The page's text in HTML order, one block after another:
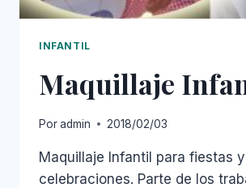
INFANTIL
Maquillaje
Poradmin 2018/02/03
Maquillaje Infantil para fiestas y
celebraciones. Parte de los